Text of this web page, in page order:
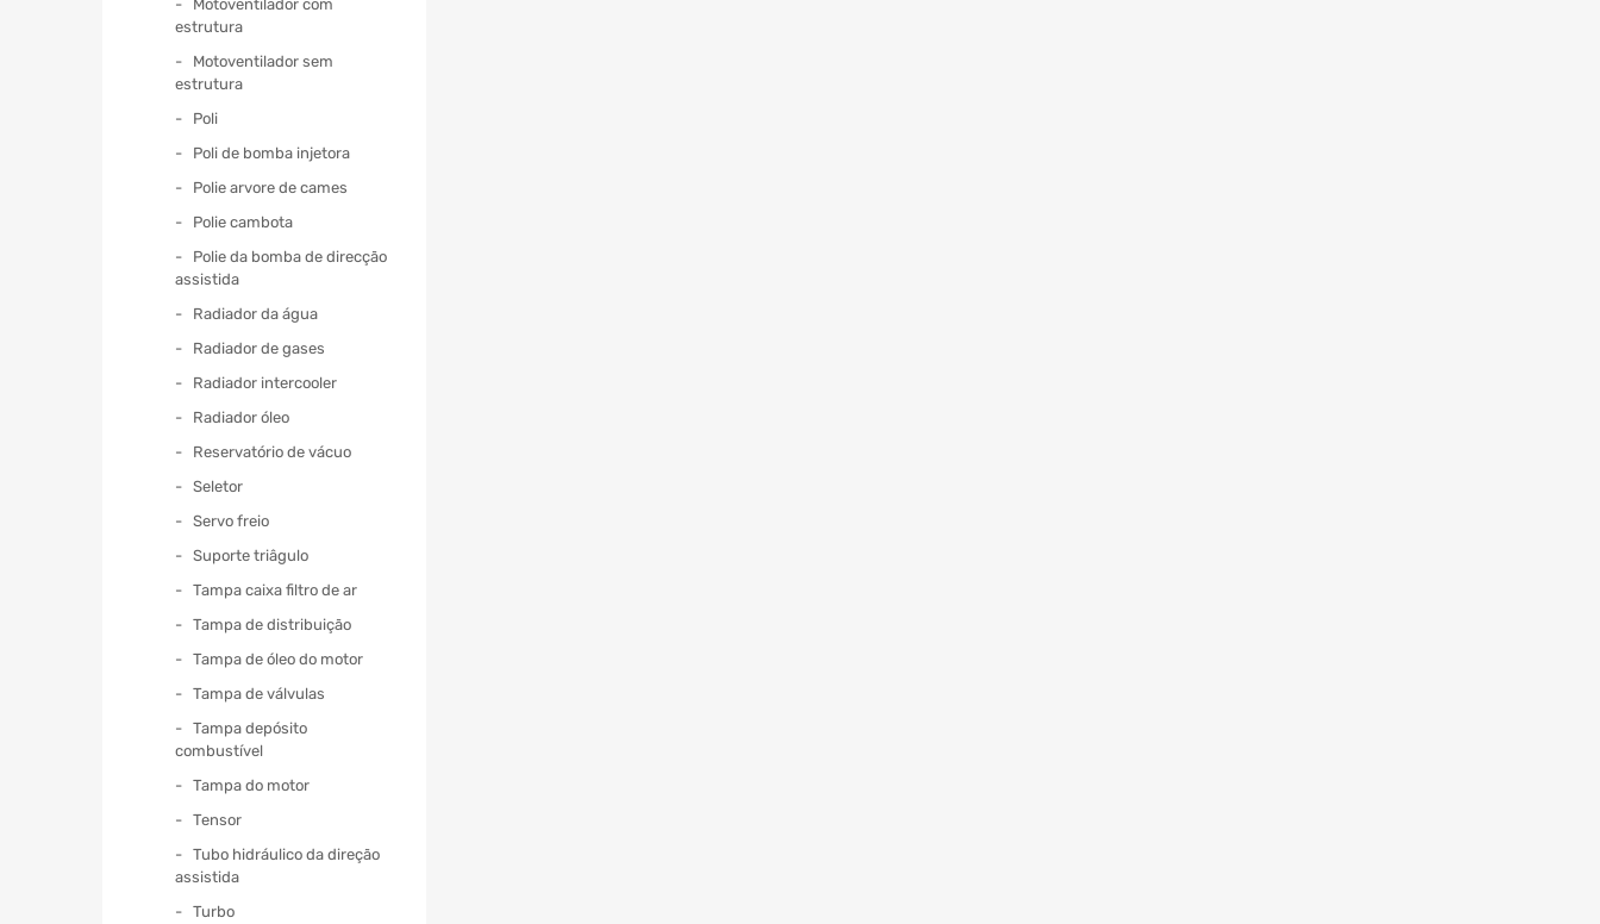
Motoventilador com
estrutura
Motoventilador sem
estrutura
Poli
Poli de bomba injetora
Polie arvore de cames
Polie cambota
Polie da bomba de direcção
assistida
Radiador da água
Radiador de gases
Radiador intercooler
Radiador óleo
Reservatório de vácuo
Seletor
Servo freio
Suporte triâgulo
Tampa caixa filtro de ar
Tampa de distribuição
Tampa de óleo do motor
Tampa de válvulas
Tampa depósito
combustível
Tampa do motor
Tensor
Tubo hidráulico da direção
assistida
Turbo